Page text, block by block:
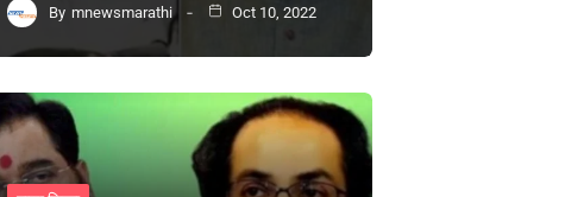
By mnewsmarathi Oct 10, 2022